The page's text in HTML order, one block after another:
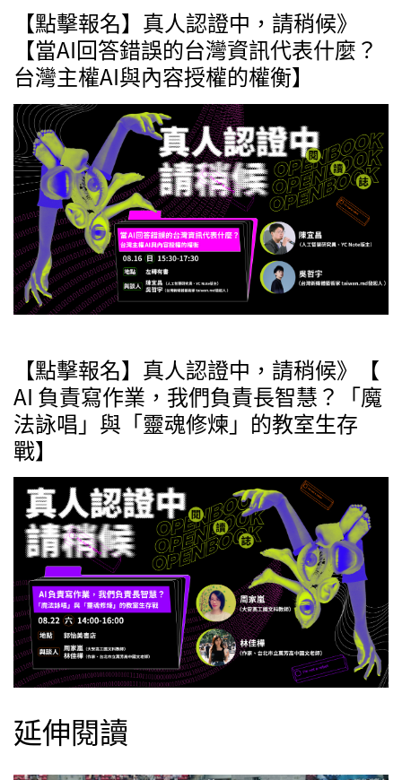
【點擊報名】真人認證中，請稍候》
【當AI回答錯誤的台灣資訊代表什麼？
台灣主權AI與內容授權的權衡】
【點擊報名】真人認證中，請稍候》【
AI 負責寫作業，我們負責長智慧？「魔
法詠唱」與「靈魂修煉」的教室生存
戰】
延伸閱讀